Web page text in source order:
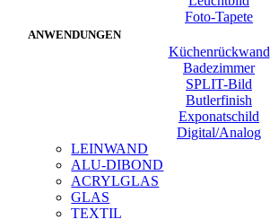
Foto-Tapete
ANWENDUNGEN
Küchenrückwand
Badezimmer
SPLIT-Bild
Butlerfinish
Exponatschild
Digital/Analog
LEINWAND
ALU-DIBOND
ACRYLGLAS
GLAS
TEXTIL